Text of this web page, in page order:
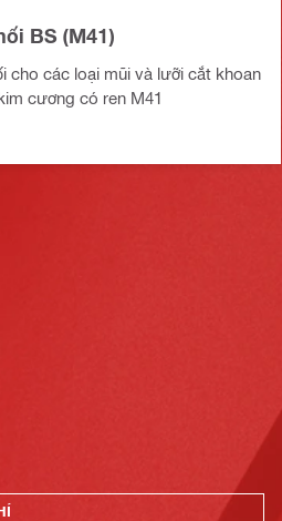
BS (M41)
cho các loại mũi và lưỡi cắt khoan
cương có ren M41